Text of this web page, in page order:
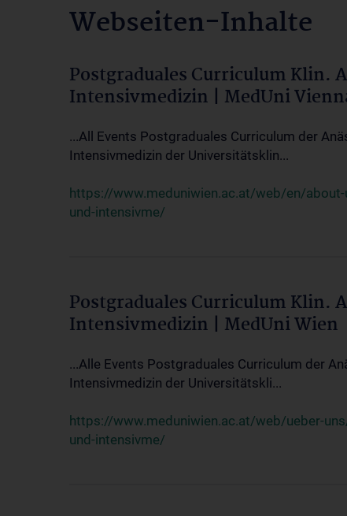
Webseiten-Inhalte
Postgraduales Curriculum Klin.
Intensivmedizin | MedUni
...All Events Postgraduales Curriculum der
Intensivmedizin der Universitätsklin...
https://www.meduniwien.ac.at/web/en/
und-intensivme/
Postgraduales Curriculum Klin.
Intensivmedizin | MedUni Wien
...Alle Events Postgraduales Curriculum der
Intensivmedizin der Universitätskli...
https://www.meduniwien.ac.at/web/ueber-
und-intensivme/